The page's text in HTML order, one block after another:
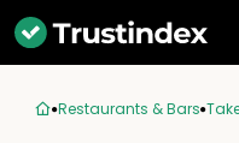
Restaurants & Bars